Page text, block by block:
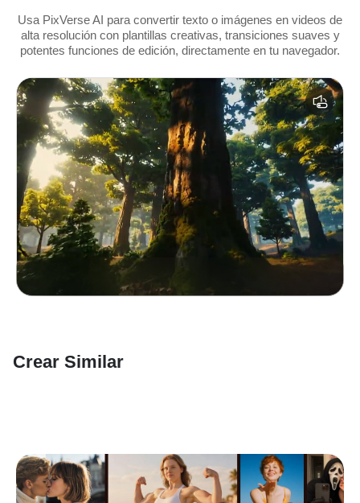
Usa PixVerse AI para convertir texto o imágenes en videos de
alta resolución con plantillas creativas, transiciones suaves y
potentes funciones de edición, directamente en tu navegador.
Crear Similar